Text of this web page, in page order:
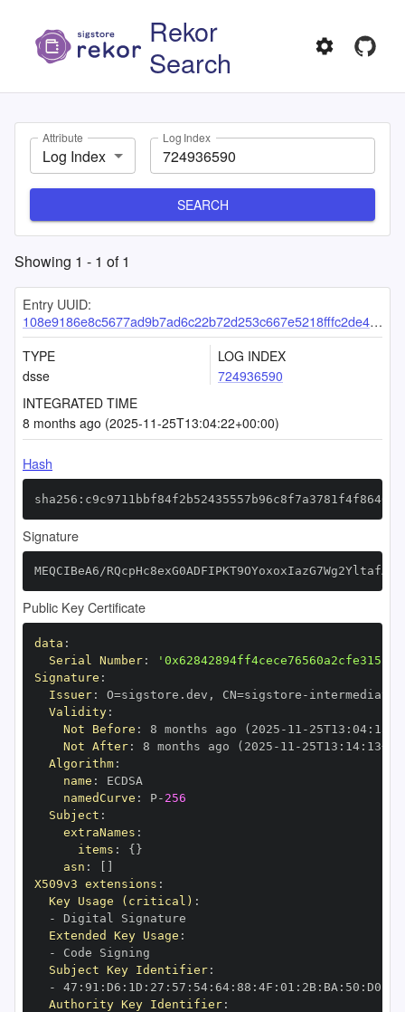
Rekor
Search
Attribute
Log Index
Log Index
SEARCH
Showing 1 - 1 of1
Entry UUID:
108e9186e8c5677ad9b7ad6c22b72d253c667e5218fffc2de40961b2202ebc0c553e056099a103c6
TYPE
dsse
LOG INDEX
724936590
INTEGRATED TIME
8 months ago (2025-11-25T13:04:22+00:00)
Hash
Signature
MEQCIBeA6/
Public Key Certificate
data :
Serial Number:
Signature :
Issuer: O=sigstore.dev , CN=sigstore -
Validity:
Not Before : 8 months ago (2025 - 11 - 25T13 : 04:
Not After: 8 months ago (2025 - 11 - 25T13 : 14: 13+00
Algorithm:
name :
namedCurve : P- 256
Subject :
extraNames :
items : { }
asn :
X509v3 extensions :
Key Usage (critical) :
-
Extended Key Usage :
-
Subject Key Identifier:
-
47 : 91 : D6 : 1D : 27 : 57 : 54: 64: 88 : 4F : 01 : 2B: BA : 50 : D0
Authority Key Identifier: